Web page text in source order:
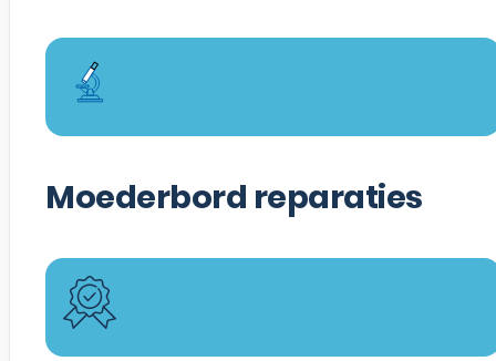
Moederbord reparaties